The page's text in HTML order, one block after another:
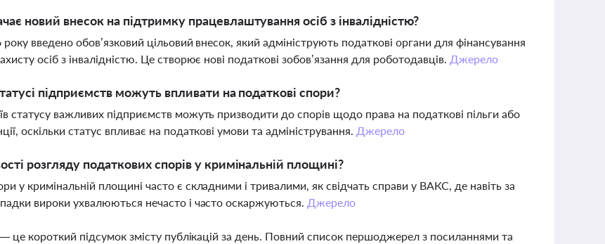
новий внесок на підтримку працевлаштування осіб з інвалідністю?
року введено обов’язковий цільовий внесок, який адмініструють податкові органи для фінансування
осіб з інвалідністю. Це створює нові податкові зобов’язання для роботодавців. Джерело
підприємств можуть впливати на податкові спори?
статусу важливих підприємств можуть призводити до спорів щодо права на податкові пільги або
оскільки статус впливає на податкові умови та адміністрування. Джерело
розгляду податкових спорів у кримінальній площині?
у кримінальній площині часто є складними і тривалими, як свідчать справи у ВАКС, де навіть за
вироки ухвалюються нечасто і часто оскаржуються. Джерело
це короткий підсумок змісту публікацій за день. Повний список першоджерел з посиланнями та